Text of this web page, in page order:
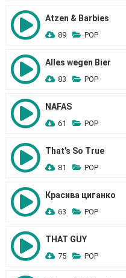
Atzen & Barbies
89 POP
Alles wegen Bier
83 POP
NAFAS
61 POP
That’s So True
81 POP
Красива циганко
63 POP
THAT GUY
75 POP